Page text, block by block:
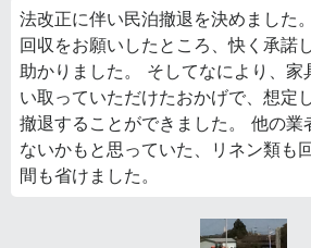
法改正に伴い民泊撤退を決めました
回収をお願いしたところ、快く承諾
助かりました。 そしてなにより、家
い取っていただけたおかげで、想定
撤退することができました。 他の業
ないかもと思っていた、リネン類も
間も省けました。